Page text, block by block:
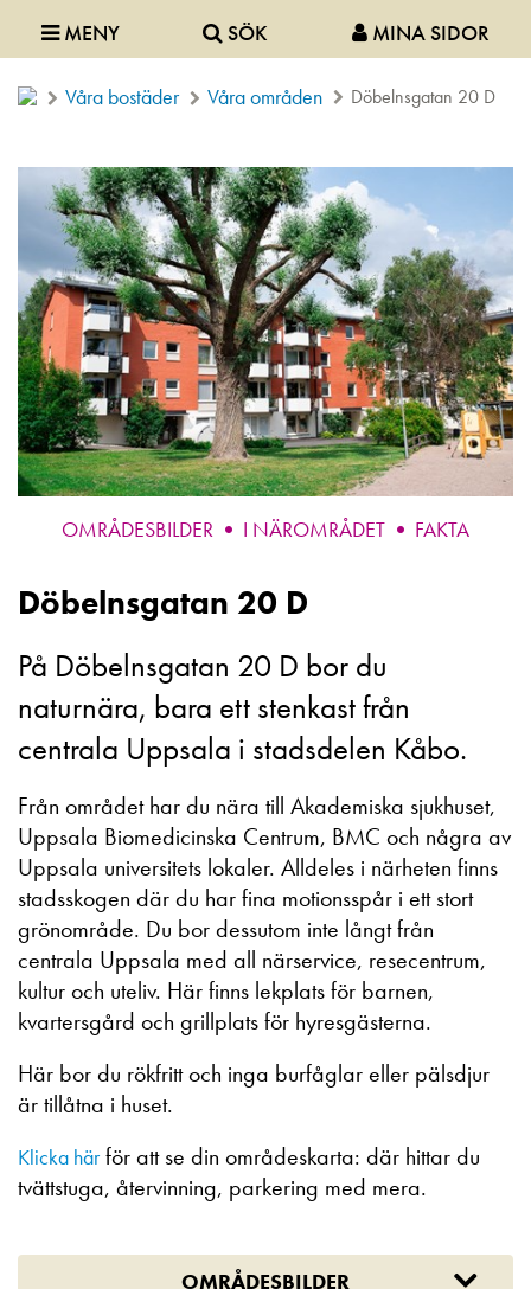
MENY SÖK MINA SIDOR
Våra bostäder Våra områden Döbelnsgatan 20 D
OMRÅDESBILDER I NÄROMRÅDET FAKTA
Döbelnsgatan 20 D
På Döbelnsgatan 20 D bor du
naturnära, bara ett stenkast från
centrala Uppsala i stadsdelen Kåbo.
Från området har du nära till Akademiska sjukhuset,
Uppsala Biomedicinska Centrum, BMC och några av
Uppsala universitets lokaler. Alldeles i närheten finns
stadsskogen där du har fina motionsspår i ett stort
grönområde. Du bor dessutom inte långt från
centrala Uppsala med all närservice, resecentrum,
kultur och uteliv. Här finns lekplats för barnen,
kvartersgård och grillplats för hyresgästerna.
Här bor du rökfritt och inga burfåglar eller pälsdjur
är tillåtna i huset.
Klicka härför att se din områdeskarta: där hittar du
tvättstuga, återvinning, parkering med mera.
OMRÅDESBILDER